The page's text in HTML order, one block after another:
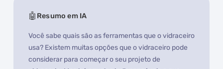
Resumo em IA
Você sabe quais são as ferramentas que o vidraceiro
usa? Existem muitas opções que o vidraceiro pode
considerar para começar o seu projeto de